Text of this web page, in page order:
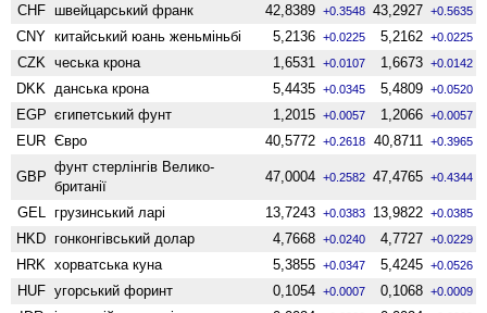
CHF швейцарський франк 42,8389 +0.3548 43,2927 +0.5635
CNY китайський юань женьмiньбi 5,2136 +0.0225 5,2162 +0.0225
CZK чеська крона 1,6531 +0.0107 1,6673 +0.0142
DKK данська крона 5,4435 +0.0345 5,4809 +0.0520
EGP єгипетський фунт 1,2015 +0.0057 1,2066 +0.0057
EUR Євро 40,5772 +0.2618 40,8711 +0.3965
GBP
фунт стерлінгів Велико­
британії
47,0004 +0.2582 47,4765 +0.4344
GEL грузинський ларі 13,7243 +0.0383 13,9822 +0.0385
HKD гонконгівський долар 4,7668 +0.0240 4,7727 +0.0229
HRK хорватська куна 5,3855 +0.0347 5,4245 +0.0526
HUF угорський форинт 0,1054 +0.0007 0,1068 +0.0009